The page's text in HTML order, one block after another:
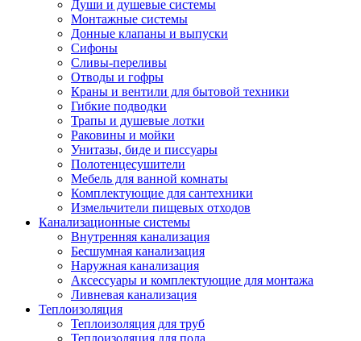
Души и душевые системы
Монтажные системы
Донные клапаны и выпуски
Сифоны
Сливы-переливы
Отводы и гофры
Краны и вентили для бытовой техники
Гибкие подводки
Трапы и душевые лотки
Раковины и мойки
Унитазы, биде и писсуары
Полотенцесушители
Мебель для ванной комнаты
Комплектующие для сантехники
Измельчители пищевых отходов
Канализационные системы
Внутренняя канализация
Бесшумная канализация
Наружная канализация
Аксессуары и комплектующие для монтажа
Ливневая канализация
Теплоизоляция
Теплоизоляция для труб
Теплоизоляция для пола